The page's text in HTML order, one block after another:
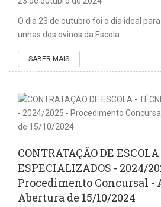
O dia 23 de outubro foi o dia ideal
unhas dos ovinos da Escola
SABER MAIS
CONTRATAÇÃO DE
ESPECIALIZADOS - 2024/
Procedimento Concursal -
Abertura de 15/10/2024